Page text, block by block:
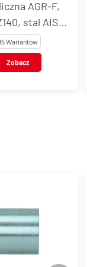
AGR-F,
stal AISI
15 Wariantów
Zobacz